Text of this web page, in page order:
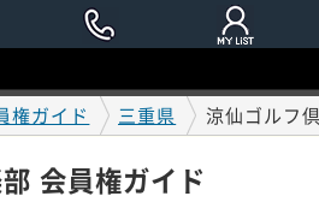
権ガイド 三重県 涼仙ゴルフ
会員権ガイド